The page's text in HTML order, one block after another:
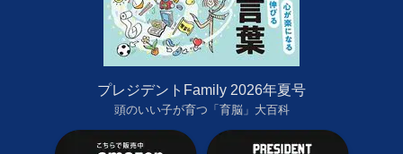
プレジデントFamily 2026年夏号
頭のいい子が育つ「育脳」大百科